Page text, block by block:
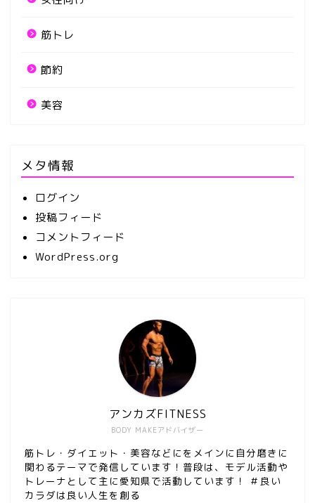
筋トレ
節約
美容
メタ情報
ログイン
投稿フィード
コメントフィード
WordPress.org
BODY MAKEアドバイザー
アンカズFITNESS
筋トレ・ダイエット・美容などにをメインに自分磨きに
関わるテーマで発信しています！普段は、モデル活動や
トレーナとして主に愛知県で活動しています！ ＃良い
カラダは良い人生を創る